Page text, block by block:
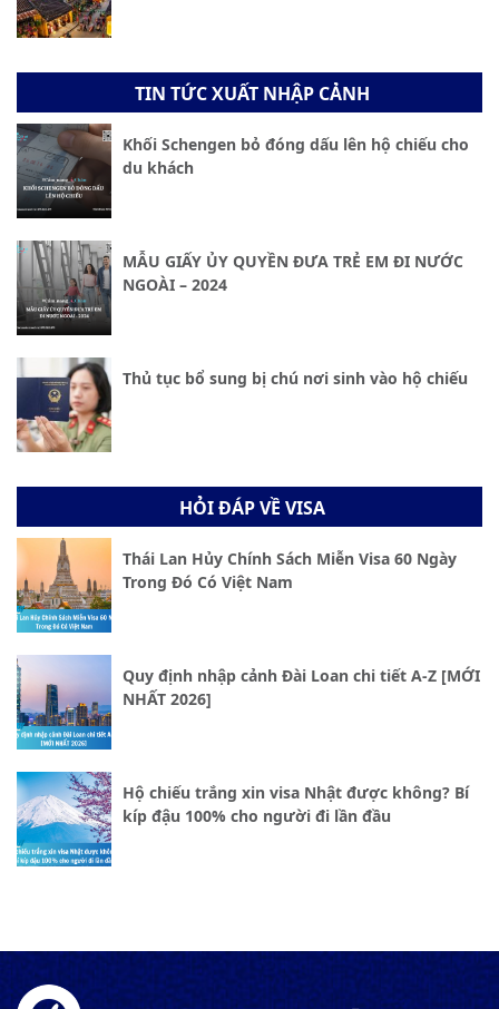
TIN TỨC XUẤT NHẬP CẢNH
Khối Schengen bỏ đóng dấu lên hộ chiếu cho
du khách
MẪU GIẤY ỦY QUYỀN ĐƯA TRẺ EM ĐI NƯỚC
NGOÀI – 2024
Thủ tục bổ sung bị chú nơi sinh vào hộ chiếu
HỎI ĐÁP VỀ VISA
Thái Lan Hủy Chính Sách Miễn Visa 60 Ngày
Trong Đó Có Việt Nam
Quy định nhập cảnh Đài Loan chi tiết A-Z [MỚI
NHẤT 2026]
Hộ chiếu trắng xin visa Nhật được không? Bí
kíp đậu 100% cho người đi lần đầu